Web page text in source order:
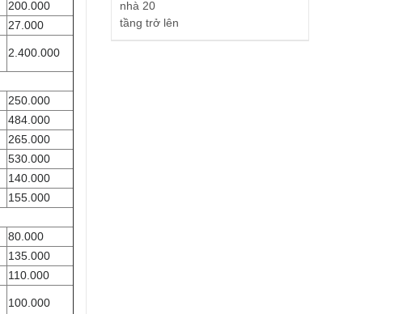
200.000
27.000
2.400.000
250.000
484.000
265.000
530.000
140.000
155.000
80.000
135.000
110.000
100.000